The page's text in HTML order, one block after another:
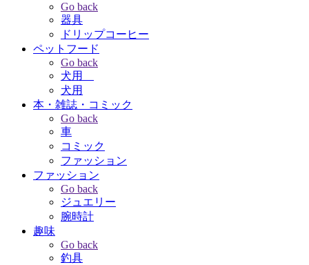
Go back
器具
ドリップコーヒー
ペットフード
Go back
犬用
犬用
本・雑誌・コミック
Go back
車
コミック
ファッション
ファッション
Go back
ジュエリー
腕時計
趣味
Go back
釣具